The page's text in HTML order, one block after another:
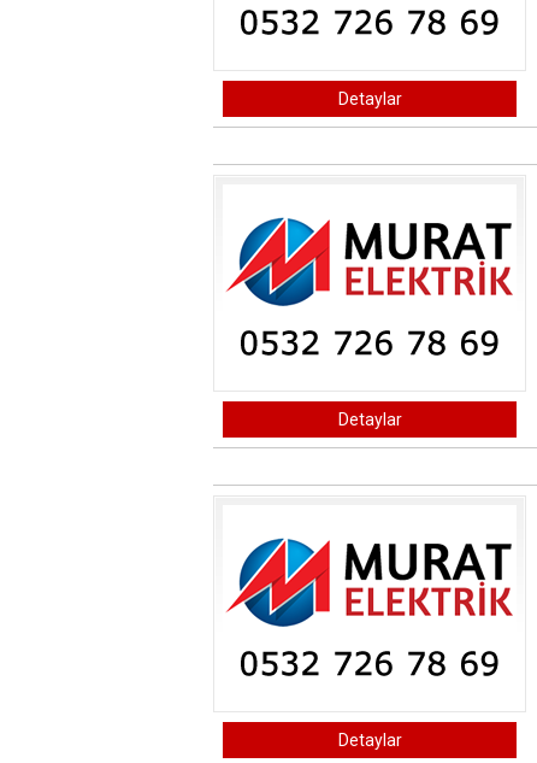
Detaylar
Detaylar
Detaylar